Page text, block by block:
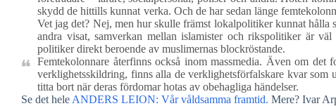
skydd de hittills kunnat verka. Och de har sedan länge
Vet jag det? Nej, men hur skulle främst lokalpolitiker kunnat hålla
andra visat, samverkan mellan islamister och rikspolitiker är
politiker direkt beroende av muslimernas blockröstande.
Femtekolonnare återfinns också inom massmedia. Även om
verklighetsskildring, finns alla de verklighetsförfalskare kvar som
titta bort när deras fördomar hotas av obehagliga händelser.
Se det hele ANDERS LEION: Vår våldsamma framtid. Mere? Ivar